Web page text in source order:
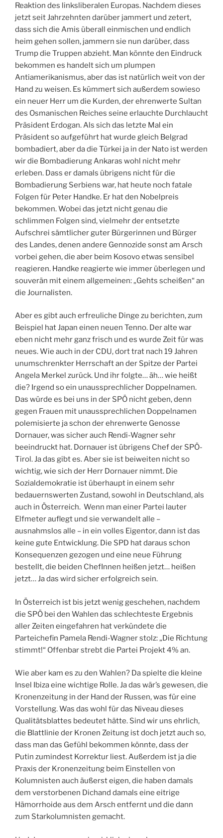
Reaktion des linksliberalen Europas. Nachdem dieses
jetzt seit Jahrzehnten darüber jammert und zetert,
dass sich die Amis überall einmischen und endlich
heim gehen sollen, jammern sie nun darüber, dass
Trump die Truppen abzieht. Man könnte den Eindruck
bekommen es handelt sich um plumpen
Antiamerikanismus, aber das ist natürlich weit von der
Hand zu weisen. Es kümmert sich außerdem sowieso
ein neuer Herr um die Kurden, der ehrenwerte Sultan
des Osmanischen Reiches seine erlauchte Durchlaucht
Präsident Erdogan. Als sich das letzte Mal ein
Präsident so aufgeführt hat wurde gleich Belgrad
bombadiert, aber da die Türkei ja in der Nato ist werden
wir die Bombadierung Ankaras wohl nicht mehr
erleben. Dass er damals übrigens nicht für die
Bombadierung Serbiens war, hat heute noch fatale
Folgen für Peter Handke. Er hat den Nobelpreis
bekommen. Wobei das jetzt nicht genau die
schlimmen Folgen sind, vielmehr der entsetzte
Aufschrei sämtlicher guter Bürgerinnen und Bürger
des Landes, denen andere Gennozide sonst am Arsch
vorbei gehen, die aber beim Kosovo etwas sensibel
reagieren. Handke reagierte wie immer überlegen und
souverän mit einem allgemeinen: „Gehts scheißen“ an
die Journalisten.
Aber es gibt auch erfreuliche Dinge zu berichten, zum
Beispiel hat Japan einen neuen Tenno. Der alte war
eben nicht mehr ganz frisch und es wurde Zeit für was
neues. Wie auch in der CDU, dort trat nach 19 Jahren
unumschrenkter Herrschaft an der Spitze der Partei
Angela Merkel zurück. Und ihr folgte… äh… wie heißt
die? Irgend so ein unaussprechlicher Doppelnamen.
Das würde es bei uns in der SPÖ nicht geben, denn
gegen Frauen mit unaussprechlichen Doppelnamen
polemisierte ja schon der ehrenwerte Genosse
Dornauer, was sicher auch Rendi-Wagner sehr
beeindruckt hat. Dornauer ist übrigens Chef der SPÖ-
Tirol. Ja das gibt es. Aber sie ist beiweiten nicht so
wichtig, wie sich der Herr Dornauer nimmt. Die
Sozialdemokratie ist überhaupt in einem sehr
bedauernswerten Zustand, sowohl in Deutschland, als
auch in Österreich. Wenn man einer Partei lauter
Elfmeter auflegt und sie verwandelt alle –
ausnahmslos alle – in ein volles Eigentor, dann ist das
keine gute Entwicklung. Die SPD hat daraus schon
Konsequenzen gezogen und eine neue Führung
bestellt, die beiden ChefInnen heißen jetzt… heißen
jetzt… Ja das wird sicher erfolgreich sein.
In Österreich ist bis jetzt wenig geschehen, nachdem
die SPÖ bei den Wahlen das schlechteste Ergebnis
aller Zeiten eingefahren hat verkündete die
Parteichefin Pamela Rendi-Wagner stolz: „Die Richtung
stimmt!“ Offenbar strebt die Partei Projekt 4% an.
Wie aber kam es zu den Wahlen? Da spielte die kleine
Insel Ibiza eine wichtige Rolle. Ja das wär’s gewesen, die
Kronenzeitung in der Hand der Russen, was für eine
Vorstellung. Was das wohl für das Niveau dieses
Qualitätsblattes bedeutet hätte. Sind wir uns ehrlich,
die Blattlinie der Kronen Zeitung ist doch jetzt auch so,
dass man das Gefühl bekommen könnte, dass der
Putin zumindest Korrektur liest. Außerdem ist ja die
Praxis der Kronenzeitung beim Einstellen von
Kolumnisten auch äußerst eigen, die haben damals
dem verstorbenen Dichand damals eine eitrige
Hämorrhoide aus dem Arsch entfernt und die dann
zum Starkolumnisten gemacht.